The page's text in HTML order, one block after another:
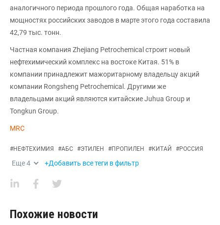
аналогичного периода прошлого года. Общая наработка на
мощностях российских заводов в марте этого года составила
42,79 тыс. тонн.
Частная компания Zhejiang Petrochemical строит новый
нефтехимический комплекс на востоке Китая. 51% в
компании принадлежит мажоритарному владельцу акций
компании Rongsheng Petrochemical. Другими же
владельцами акций являются китайские Juhua Group и
Tongkun Group.
MRC
#НЕФТЕХИМИЯ #АБС #ЭТИЛЕН #ПРОПИЛЕН #КИТАЙ #РОССИЯ
Еще4 +Добавить все теги в фильтр
Похожие новости